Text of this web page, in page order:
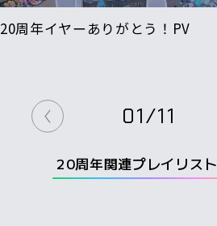
20周年イヤーありがとう！PV
01/11
20周年関連プレイリスト